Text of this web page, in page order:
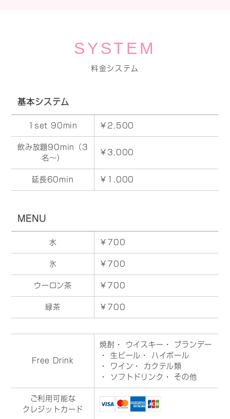
SYSTEM
料金システム
基本システム
1set 90min ￥2,500
飲み放題90min（3
名～）
￥3,000
延長60min ￥1,000
MENU
水 ￥700
氷 ￥700
ウーロン茶 ￥700
緑茶 ￥700
Free Drink
焼酎 ・ ウイスキー ・ ブランデー
・ 生ビール ・ ハイボール
・ ワイン ・ カクテル類
・ ソフトドリンク ・ その他
ご利用可能な
クレジットカード